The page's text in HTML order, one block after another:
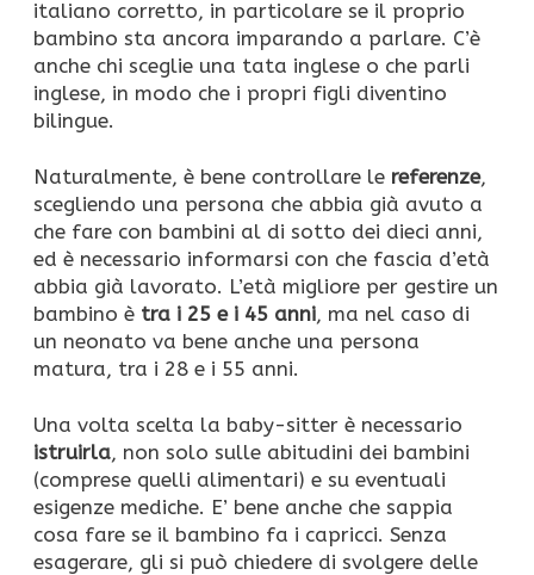
italiano corretto, in particolare se il proprio
bambino sta ancora imparando a parlare. C’è
anche chi sceglie una tata inglese o che parli
inglese, in modo che i propri figli diventino
bilingue.
Naturalmente, è bene controllare le referenze,
scegliendo una persona che abbia già avuto a
che fare con bambini al di sotto dei dieci anni,
ed è necessario informarsi con che fascia d’età
abbia già lavorato. L’età migliore per gestire un
bambino è tra i 25 e i 45 anni, ma nel caso di
un neonato va bene anche una persona
matura, tra i 28 e i 55 anni.
Una volta scelta la baby-sitter è necessario
istruirla, non solo sulle abitudini dei bambini
(comprese quelli alimentari) e su eventuali
esigenze mediche. E’ bene anche che sappia
cosa fare se il bambino fa i capricci. Senza
esagerare, gli si può chiedere di svolgere delle